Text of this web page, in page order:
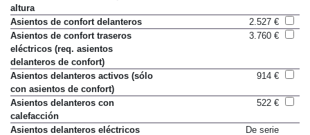
Asiento delanteros con ajuste de
altura
Asientos de confort delanteros
2.527 €
Asientos de confort traseros
eléctricos (req. asientos
delanteros de confort)
Asientos delanteros activos (sólo
con asientos de confort)
Asientos delanteros con
calefacción